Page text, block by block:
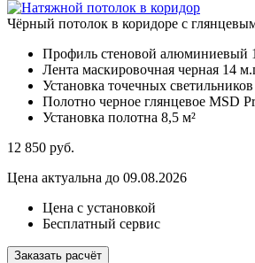
Чёрный потолок в коридоре с
Профиль стеновой алюминиевый
Лента маскировочная черная 14
Установка точечных светильников
Полотно черное глянцевое MSD
Установка полотна 8,5 м²
12 850 руб.
Цена актуальна до 09.08.2026
Цена с установкой
Бесплатный сервис
Заказать расчёт